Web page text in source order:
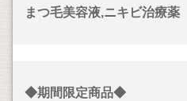
まつ毛美容液,ニキビ治療薬
◆期間限定商品◆